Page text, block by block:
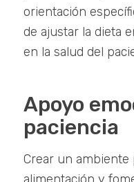
orientación
de ajustar la dieta
en la salud del
Apoyo
paciencia
Crear un ambiente